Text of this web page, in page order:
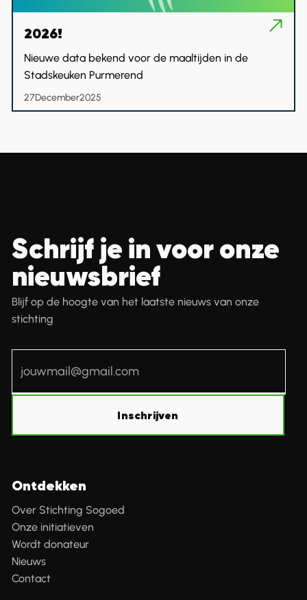
2026!
Nieuwe data bekend voor de maaltijden in de
Stadskeuken Purmerend
27December2025
Schrijf je in voor onze
nieuwsbrief
Blijf op de hoogte van het laatste nieuws van onze
stichting
Inschrijven
Ontdekken
Over Stichting Sogoed
Onze initiatieven
Wordt donateur
Nieuws
Contact